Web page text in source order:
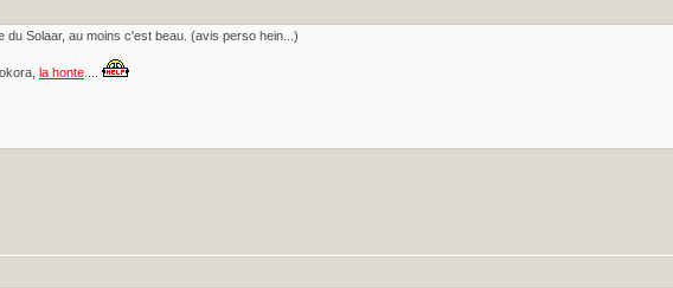
du Solaar, au moins c'est beau. (avis perso hein...)
la honte